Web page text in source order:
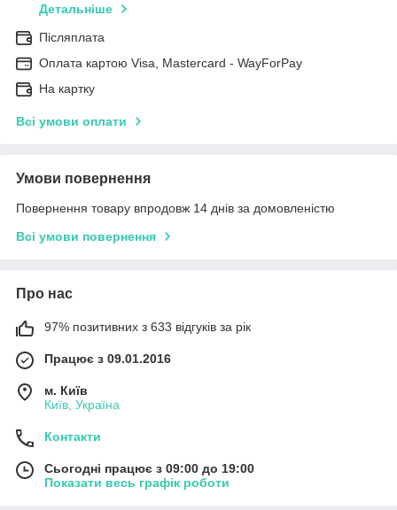
Детальніше
Післяплата
Оплата картою Visa, Mastercard - WayForPay
На картку
Всі умови оплати
Умови повернення
Повернення товару впродовж 14 днів за домовленістю
Всі умови повернення
Про нас
97% позитивних з 633 відгуків за рік
Працює з 09.01.2016
м. Київ
Київ, Україна
Контакти
Сьогодні працює з 09:00 до 19:00
Показати весь графік роботи